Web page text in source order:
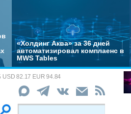
«Холдинг Аква» за 36 дней
автоматизировал комплаенс в
MWS Tables
USD 82.17 EUR 94.84